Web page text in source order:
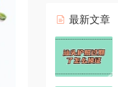
最新文章